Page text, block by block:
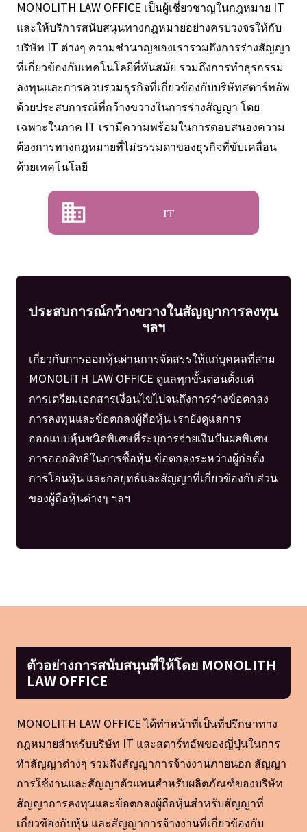
MONOLITH LAW OFFICE เป็นผู้เชี่ยวชาญในกฎหมาย IT
และให้บริการสนับสนุนทางกฎหมายอย่างครบวงจรให้กับ
บริษัท IT ต่างๆ ความชำนาญของเรารวมถึงการร่างสัญญา
ที่เกี่ยวข้องกับเทคโนโลยีที่ทันสมัย รวมถึงการทำธุรกรรม
ลงทุนและการควบรวมธุรกิจที่เกี่ยวข้องกับบริษัทสตาร์ทอัพ
ด้วยประสบการณ์ที่กว้างขวางในการร่างสัญญา โดย
เฉพาะในภาค IT เรามีความพร้อมในการตอบสนองความ
ต้องการทางกฎหมายที่ไม่ธรรมดาของธุรกิจที่ขับเคลื่อน
ด้วยเทคโนโลยี
IT
ประสบการณ์กว้างขวางในสัญญาการลงทุน
ฯลฯ
เกี่ยวกับการออกหุ้นผ่านการจัดสรรให้แก่บุคคลที่สาม
MONOLITH LAW OFFICE ดูแลทุกขั้นตอนตั้งแต่
การเตรียมเอกสารเงื่อนไขไปจนถึงการร่างข้อตกลง
การลงทุนและข้อตกลงผู้ถือหุ้น เรายังดูแลการ
ออกแบบหุ้นชนิดพิเศษที่ระบุการจ่ายเงินปันผลพิเศษ
การออกสิทธิในการซื้อหุ้น ข้อตกลงระหว่างผู้ก่อตั้ง
การโอนหุ้น และกลยุทธ์และสัญญาที่เกี่ยวข้องกับส่วน
ของผู้ถือหุ้นต่างๆ ฯลฯ
ตัวอย่างการสนับสนุนที่ให้โดย MONOLITH
LAW OFFICE
MONOLITH LAW OFFICE ได้ทำหน้าที่เป็นที่ปรึกษาทาง
กฎหมายสำหรับบริษัท IT และสตาร์ทอัพของญี่ปุ่นในการ
ทำสัญญาต่างๆ รวมถึงสัญญาการจ้างงานภายนอก สัญญา
การใช้งานและสัญญาตัวแทนสำหรับผลิตภัณฑ์ของบริษัท
สัญญาการลงทุนและข้อตกลงผู้ถือหุ้นสำหรับสัญญาที่
เกี่ยวข้องกับหุ้น และสัญญาการจ้างงานที่เกี่ยวข้องกับ